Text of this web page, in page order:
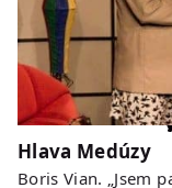
Hlava Medúzy
Boris Vian. „Jsem